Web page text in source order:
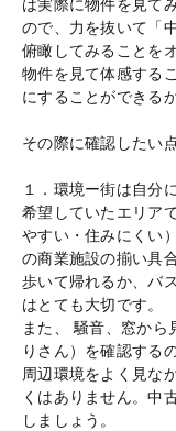
は実際に物件を見て
ので、力を抜いて「
俯瞰してみることを
物件を見て体感する
にすることができる
その際に確認したい
１．環境ー街は自分
希望していたエリア
やすい・住みにくい
の商業施設の揃い具
歩いて帰れるか、バ
はとても大切です。
また、 騒音、窓から
りさん）を確認する
周辺環境をよく見な
くはありません。中
しましょう。